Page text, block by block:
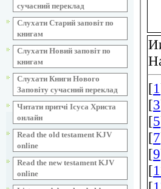
сучасний переклад
Слухати Старий заповіт по
книгам
Слухати Новий заповіт по
книгам
Слухати Книги Нового
Заповіту сучасний переклад
Читати притчі Ісуса Христа
онлайн
Read the old testament KJV
online
Read the new testament KJV
online